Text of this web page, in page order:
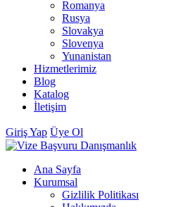
Romanya
Rusya
Slovakya
Slovenya
Yunanistan
Hizmetlerimiz
Blog
Katalog
İletişim
Giriş Yap Üye Ol
Ana Sayfa
Kurumsal
Gizlilik Politikası